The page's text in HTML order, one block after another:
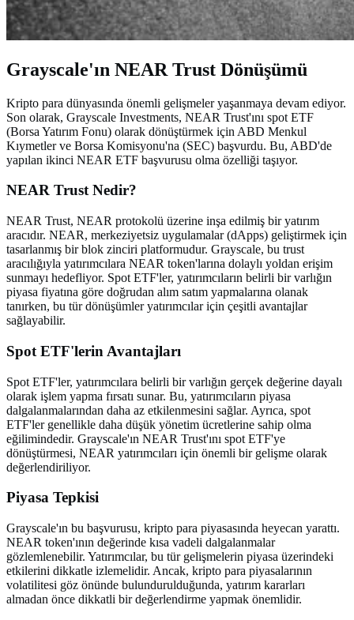
Grayscale'ın NEAR Trust Dönüşümü
Kripto para dünyasında önemli gelişmeler yaşanmaya devam ediyor.
Son olarak, Grayscale Investments, NEAR Trust'ını spot ETF
(Borsa Yatırım Fonu) olarak dönüştürmek için ABD Menkul
Kıymetler ve Borsa Komisyonu'na (SEC) başvurdu. Bu, ABD'de
yapılan ikinci NEAR ETF başvurusu olma özelliği taşıyor.
NEAR Trust Nedir?
NEAR Trust, NEAR protokolü üzerine inşa edilmiş bir yatırım
aracıdır. NEAR, merkeziyetsiz uygulamalar (dApps) geliştirmek için
tasarlanmış bir blok zinciri platformudur. Grayscale, bu trust
aracılığıyla yatırımcılara NEAR token'larına dolaylı yoldan erişim
sunmayı hedefliyor. Spot ETF'ler, yatırımcıların belirli bir varlığın
piyasa fiyatına göre doğrudan alım satım yapmalarına olanak
tanırken, bu tür dönüşümler yatırımcılar için çeşitli avantajlar
sağlayabilir.
Spot ETF'lerin Avantajları
Spot ETF'ler, yatırımcılara belirli bir varlığın gerçek değerine dayalı
olarak işlem yapma fırsatı sunar. Bu, yatırımcıların piyasa
dalgalanmalarından daha az etkilenmesini sağlar. Ayrıca, spot
ETF'ler genellikle daha düşük yönetim ücretlerine sahip olma
eğilimindedir. Grayscale'ın NEAR Trust'ını spot ETF'ye
dönüştürmesi, NEAR yatırımcıları için önemli bir gelişme olarak
değerlendiriliyor.
Piyasa Tepkisi
Grayscale'ın bu başvurusu, kripto para piyasasında heyecan yarattı.
NEAR token'ının değerinde kısa vadeli dalgalanmalar
gözlemlenebilir. Yatırımcılar, bu tür gelişmelerin piyasa üzerindeki
etkilerini dikkatle izlemelidir. Ancak, kripto para piyasalarının
volatilitesi göz önünde bulundurulduğunda, yatırım kararları
almadan önce dikkatli bir değerlendirme yapmak önemlidir.